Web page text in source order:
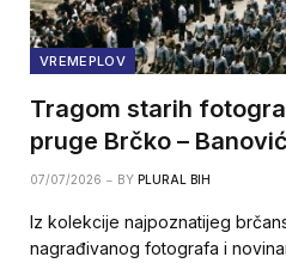
VREMEPLOV
Tragom starih
pruge Brčko –
07/07/2026 BY PLURAL BIH
Iz kolekcije najpoznatijeg
nagrađivanog fotografa i